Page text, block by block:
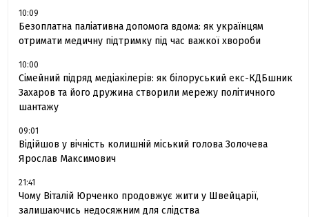
10:09
Безоплатна паліативна допомога вдома: як українцям
отримати медичну підтримку під час важкої хвороби
10:00
Сімейний підряд медіакілерів: як білоруський екс-КДБшник
Захаров та його дружина створили мережу політичного
шантажу
09:01
Відійшов у вічність колишній міський голова Золочева
Ярослав Максимович
21:41
Чому Віталій Юрченко продовжує жити у Швейцарії,
залишаючись недосяжним для слідства